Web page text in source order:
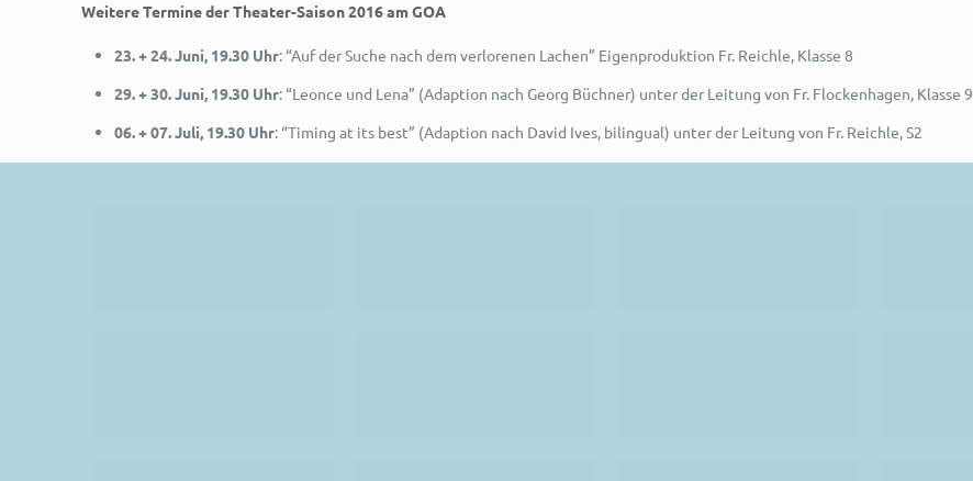
Weitere Termine der Theater-Saison 2016 am GOA
23. + 24. Juni, 19.30 Uhr: “Auf der Suche nach dem verlorenen Lachen” Eigenproduktion Fr. Reichle, Klasse 8
29. + 30. Juni, 19.30 Uhr: “Leonce und Lena” (Adaption nach Georg Büchner) unter der Leitung von Fr. Flockenhagen, Klasse 9
06. + 07. Juli, 19.30 Uhr: “Timing at its best” (Adaption nach David Ives, bilingual) unter der Leitung von Fr. Reichle, S2